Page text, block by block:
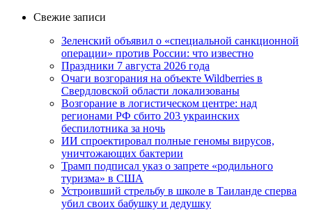
Свежие записи
Зеленский объявил о «специальной санкционной
операции» против России: что известно
Праздники 7 августа 2026 года
Очаги возгорания на объекте Wildberries в
Свердловской области локализованы
Возгорание в логистическом центре: над
регионами РФ сбито 203 украинских
беспилотника за ночь
ИИ спроектировал полные геномы вирусов,
уничтожающих бактерии
Трамп подписал указ о запрете «родильного
туризма» в США
Устроивший стрельбу в школе в Таиланде сперва
убил своих бабушку и дедушку